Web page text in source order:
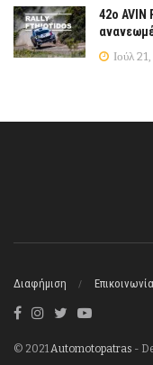
42ο AVIN
Ιούλ
Διαφήμιση Επικοινωνία
© 2021Automotopatras -